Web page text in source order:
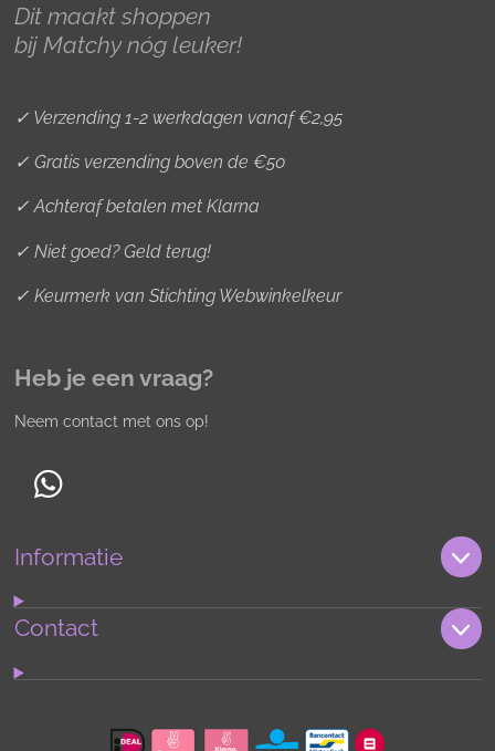
r
a
o
k
e
s
Dit maakt shoppen
bij Matchy nóg leuker!
✓ Verzending 1-2 werkdagen vanaf €2,95
✓ Gratis verzending boven de €50
✓ Achteraf betalen met Klarna
✓ Niet goed? Geld terug!
✓ Keurmerk van Stichting Webwinkelkeur
Heb je een vraag?
Neem contact met ons op!
W
a
s
Informatie
Contact